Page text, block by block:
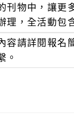
刊物中，讓更
理，全活動包
容請詳閱報名
。